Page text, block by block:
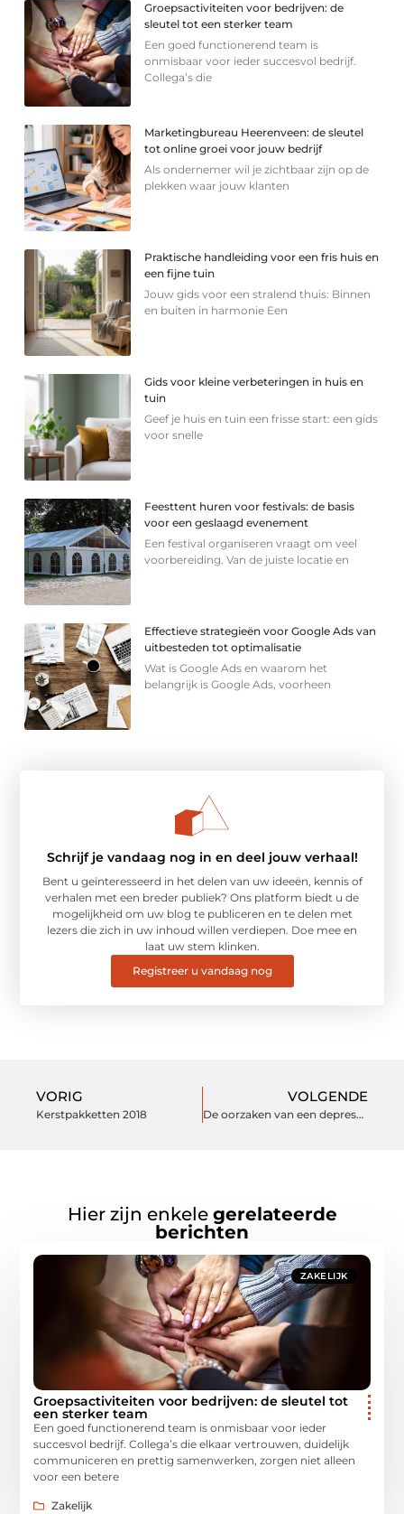
Groepsactiviteiten voor bedrijven: de
sleutel tot een sterker team
Een goed functionerend team is
onmisbaar voor ieder succesvol bedrijf.
Collega’s die
Marketingbureau Heerenveen: de sleutel
tot online groei voor jouw bedrijf
Als ondernemer wil je zichtbaar zijn op de
plekken waar jouw klanten
Praktische handleiding voor een fris huis en
een fijne tuin
Jouw gids voor een stralend thuis: Binnen
en buiten in harmonie Een
Gids voor kleine verbeteringen in huis en
tuin
Geef je huis en tuin een frisse start: een gids
voor snelle
Feesttent huren voor festivals: de basis
voor een geslaagd evenement
Een festival organiseren vraagt om veel
voorbereiding. Van de juiste locatie en
Effectieve strategieën voor Google Ads van
uitbesteden tot optimalisatie
Wat is Google Ads en waarom het
belangrijk is Google Ads, voorheen
Schrijf je vandaag nog in en deel jouw verhaal!
Bent u geïnteresseerd in het delen van uw ideeën, kennis of
verhalen met een breder publiek? Ons platform biedt u de
mogelijkheid om uw blog te publiceren en te delen met
lezers die zich in uw inhoud willen verdiepen. Doe mee en
laat uw stem klinken.
Registreer u vandaag nog
VORIG
Kerstpakketten 2018
VOLGENDE
De oorzaken van een depressie
Hier zijn enkele gerelateerde
berichten
ZAKELIJK
Groepsactiviteiten voor bedrijven: de sleutel tot
een sterker team
Een goed functionerend team is onmisbaar voor ieder
succesvol bedrijf. Collega’s die elkaar vertrouwen, duidelijk
communiceren en prettig samenwerken, zorgen niet alleen
voor een betere
Zakelijk